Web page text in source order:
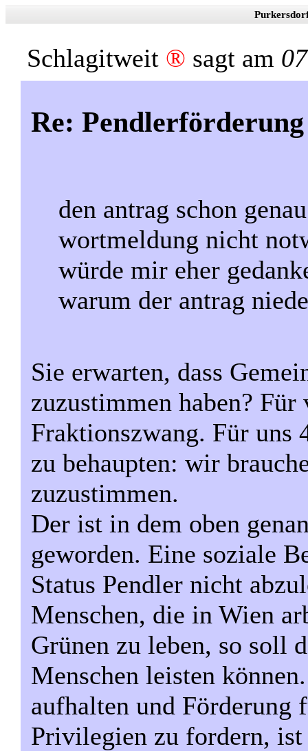
Schlagitweit ® sagt am
Re: Pendlerförderung
den antrag schon
wortmeldung nicht
würde mir eher
warum der antrag
Sie erwarten, dass
zuzustimmen haben?
Fraktionszwang. Für
zu behaupten: wir
zuzustimmen.
Der ist in dem oben
geworden. Eine soziale
Status Pendler nicht
Menschen, die in Wien
Grünen zu leben, so soll
Menschen leisten
aufhalten und Förderung
Privilegien zu fordern,